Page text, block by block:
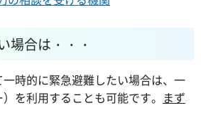
場合は・・・
時的に緊急避難したい場合は、一
を利用することも可能です。 まず